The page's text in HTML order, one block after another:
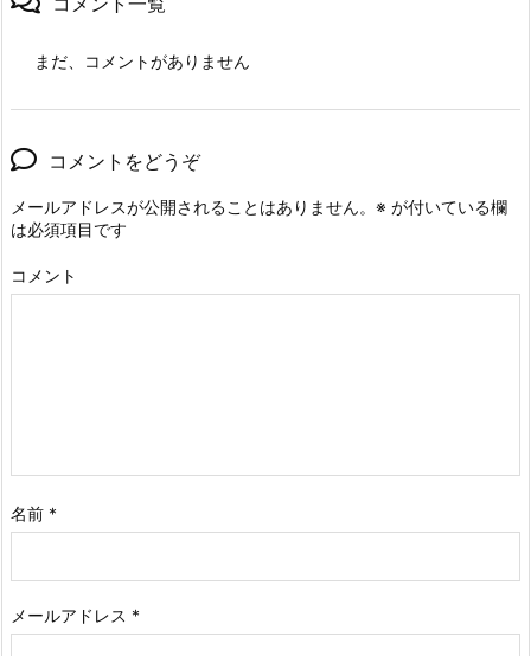
まだ、コメントがありません
コメントをどうぞ
メールアドレスが公開されることはありません。 ※ が付いている欄
は必須項目です
コメント
名前 *
メールアドレス *